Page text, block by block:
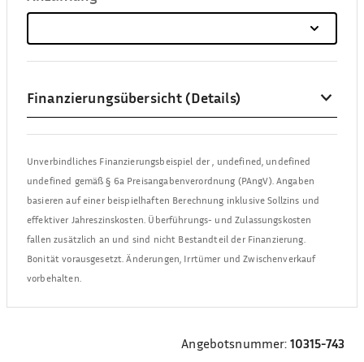
Finanzierungsübersicht (Details)
Unverbindliches Finanzierungsbeispiel der, undefined, undefined
undefined gemäß § 6a Preisangabenverordnung (PAngV). Angaben
basieren auf einer beispielhaften Berechnung inklusive Sollzins und
effektiver Jahreszinskosten. Überführungs- und Zulassungskosten
fallen zusätzlich an und sind nicht Bestandteil der Finanzierung.
Bonität vorausgesetzt. Änderungen, Irrtümer und Zwischenverkauf
vorbehalten.
Angebotsnummer: 10315-743